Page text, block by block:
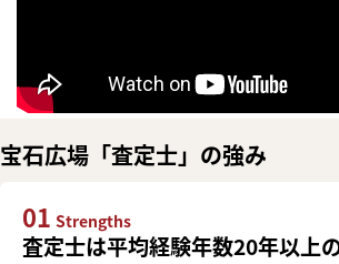
宝石広場「査定士」の強み
01 Strengths
査定士は平均経験年数20年以上